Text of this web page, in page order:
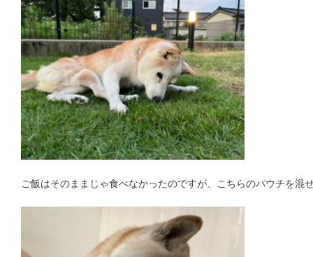
ご飯はそのままじゃ食べなかったのですが、こちらのパウチを混